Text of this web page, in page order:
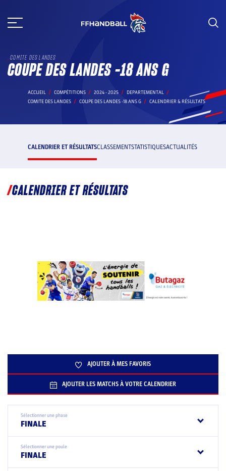
au
COMITE DES LANDES
COUPE DES LANDES -18 ANS G
ACCUEIL COMPÉTITIONS 2024 - 2025
DEPARTEMENTAL
COMITE DES LANDES
COUPE DES LANDES -18 ANS G CALENDRIER & RÉSULTATS
CALENDRIER ET RÉSULTATSCLASSEMENTSTATISTIQUESACTUALITÉS
CALENDRIER ET RÉSULTATS
AJOUTER À MES FAVORIS
AJOUTER LES MATCHS À VOTRE CALENDRIER
Sélectionner une phase
FINALE
Sélectionner une poule
FINALE